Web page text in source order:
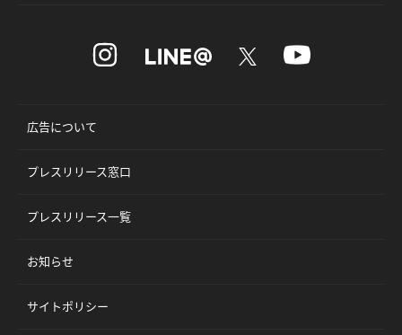
広告について
プレスリリース窓口
プレスリリース一覧
お知らせ
サイトポリシー